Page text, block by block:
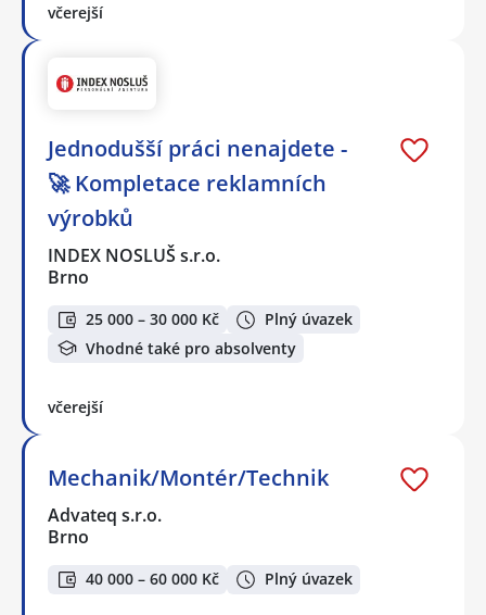
včerejší
Jednodušší práci nenajdete -
🚀 Kompletace reklamních
výrobků
INDEX NOSLUŠ s.r.o.
Brno
25 000 – 30 000 Kč
Plný úvazek
Vhodné také pro absolventy
včerejší
Mechanik/Montér/Technik
Advateq s.r.o.
Brno
40 000 – 60 000 Kč Plný úvazek